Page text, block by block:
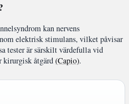
kan nervens
elektrisk stimulans, vilket påvisar
tester är särskilt värdefulla vid
åtgärd(Capio).